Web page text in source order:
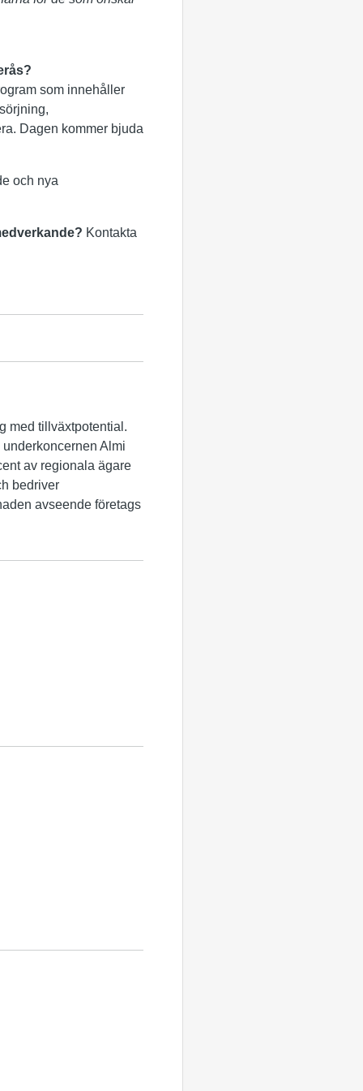
som innehåller
Dagen kommer bjuda
och nya
Kontakta
med tillväxtpotential.
Almi
av regionala ägare
bedriver
avseende företags